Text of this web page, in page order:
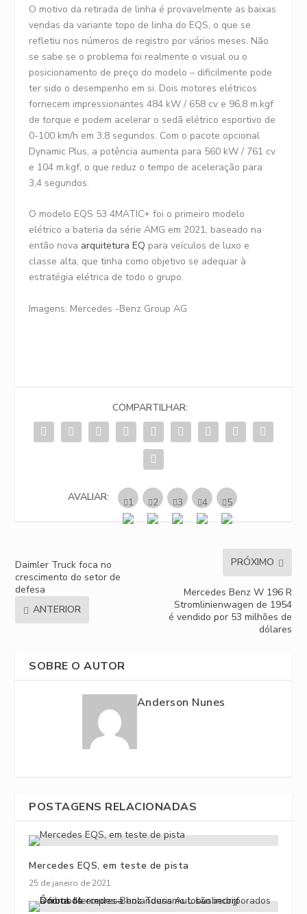
O motivo da retirada de linha é provavelmente as baixas
vendas da variante topo de linha do EQS, o que se
refletiu nos números de registro por vários meses. Não
se sabe se o problema foi realmente o visual ou o
posicionamento de preço do modelo – dificilmente pode
ter sido o desempenho em si. Dois motores elétricos
fornecem impressionantes 484 kW / 658 cv e 96,8 m.kgf
de torque e podem acelerar o sedã elétrico esportivo de
0-100 km/h em 3,8 segundos. Com o pacote opcional
Dynamic Plus, a potência aumenta para 560 kW / 761 cv
e 104 m.kgf, o que reduz o tempo de aceleração para
3,4 segundos.
O modelo EQS 53 4MATIC+ foi o primeiro modelo
elétrico a bateria da série AMG em 2021, baseado na
então nova arquitetura EQ para veículos de luxo e
classe alta, que tinha como objetivo se adequar à
estratégia elétrica de todo o grupo.
Imagens: Mercedes -Benz Group AG
COMPARTILHAR:
AVALIAR:
Daimler Truck foca no
crescimento do setor de
defesa
ANTERIOR
PRÓXIMO
Mercedes Benz W 196 R
Stromlinienwagen de 1954
é vendido por 53 milhões de
dólares
SOBRE O AUTOR
Anderson Nunes
POSTAGENS RELACIONADAS
Mercedes EQS, em teste de pista
25 de janeiro de 2021